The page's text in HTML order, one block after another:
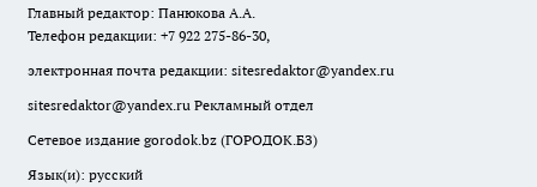
Главный редактор: Панюкова А.А.
Телефон редакции: +7 922 275-86-30,
электронная почта редакции: sitesredaktor@yandex.ru
sitesredaktor@yandex.ru Рекламный отдел
Сетевое издание gorodok.bz (ГОРОДОК.БЗ)
Язык(и): русский